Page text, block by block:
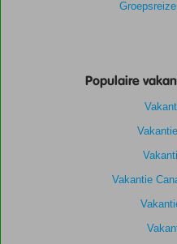
Populaire
Vakantie